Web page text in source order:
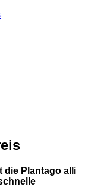
die Plantago alli